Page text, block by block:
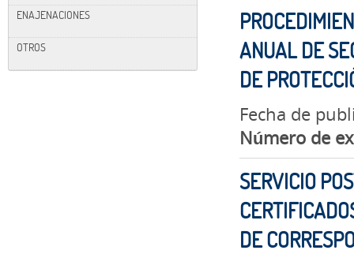
ENAJENACIONES
OTROS
ANUAL DE
DE
Fecha de
Número de
SERVICIO
DE